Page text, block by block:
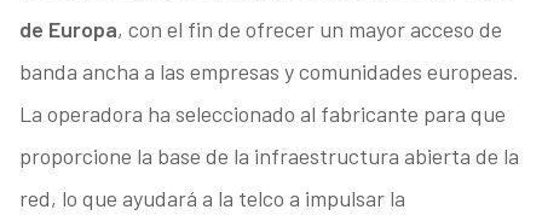
de Europa, con el fin de ofrecer un mayor acceso de
banda ancha a las empresas y comunidades europeas.
La operadora ha seleccionado al fabricante para que
proporcione la base de la infraestructura abierta de la
red, lo que ayudará a la telco a impulsar la